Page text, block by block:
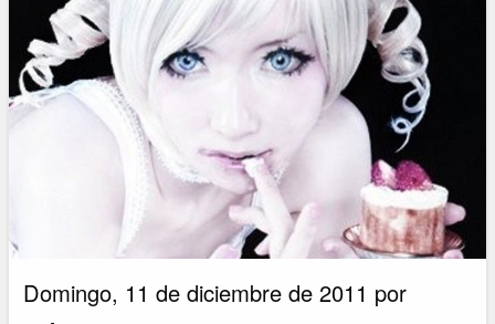
Domingo, 11 de diciembre de 2011 por